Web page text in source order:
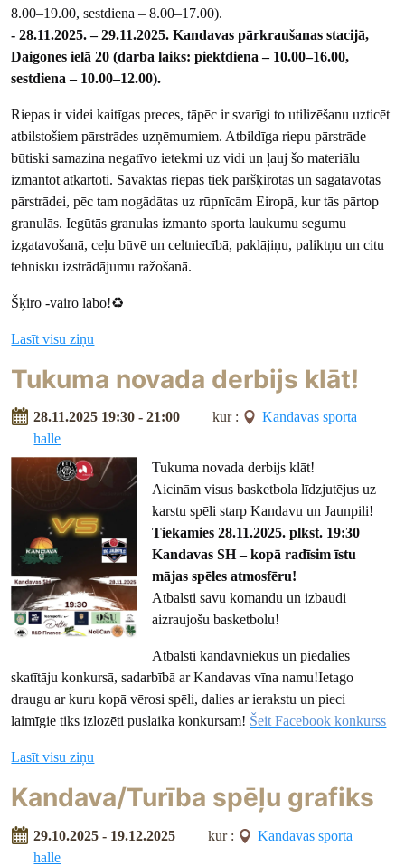
8.00–19.00, sestdiena – 8.00–17.00).
- 28.11.2025. – 29.11.2025. Kandavas pārkraušanas stacijā,
Daigones ielā 20 (darba laiks: piektdiena – 10.00–16.00,
sestdiena – 10.00–12.00).
Riepas ir videi kaitīgas preces, tāpēc ir svarīgi to utilizēšanu uzticēt
atbilstošiem pārstrādes uzņēmumiem. Atbildīga riepu pārstrāde
būtiski samazina negatīvo ietekmi uz vidi un ļauj šo materiālu
izmantot atkārtoti. Savāktās riepas tiek pāršķirotas un sagatavotas
pārstrādei, pēc tam nogādātas uz rūpnīcām Eiropā, kur tās pārtop
granulās. Iegūtās granulas izmanto sporta laukumu segumu
izgatavošanā, ceļu būvē un celtniecībā, paklājiņu, paliktņu un citu
tehnisku izstrādājumu ražošanā.
Šķiro -vairo labo!♻️
Lasīt visu ziņu
Tukuma novada derbijs klāt!
28.11.2025 19:30 - 21:00 kur :
Kandavas sporta
halle
Tukuma novada derbijs klāt!
Aicinām visus basketbola līdzjutējus uz
karstu spēli starp Kandavu un Jaunpili!
Tiekamies 28.11.2025. plkst. 19:30
Kandavas SH – kopā radīsim īstu
mājas spēles atmosfēru!
Atbalsti savu komandu un izbaudi
aizraujošu basketbolu!
Atbalsti kandavniekus un piedalies
skatītāju konkursā, sadarbībā ar Kandavas vīna namu!Ietago
draugu ar kuru kopā vērosi spēli, dalies ar ierakstu un pieci
laimīgie tiks izlozēti puslaika konkursam! Šeit Facebook konkurss
Lasīt visu ziņu
Kandava/Turība spēļu grafiks
29.10.2025 - 19.12.2025 kur :
Kandavas sporta
halle